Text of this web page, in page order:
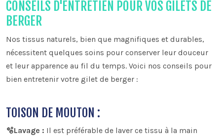
CONSEILS D'ENTRETIEN POUR VOS GILETS DE
BERGER
Nos tissus naturels, bien que magnifiques et durables,
nécessitent quelques soins pour conserver leur douceur
et leur apparence au fil du temps. Voici nos conseils pour
bien entretenir votre gilet de berger :
TOISON DE MOUTON :
🫧Lavage : Il est préférable de laver ce tissu à la main